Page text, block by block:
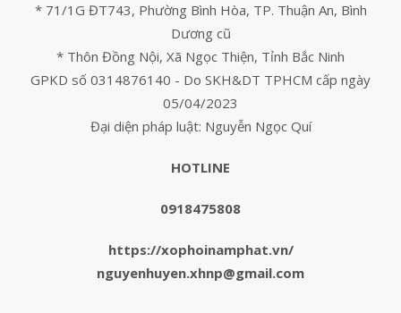
* 71/1G ĐT743, Phường Bình Hòa, TP. Thuận An, Bình
Dương cũ
* Thôn Đồng Nội, Xã Ngọc Thiện, Tỉnh Bắc Ninh
GPKD số 0314876140 - Do SKH&DT TPHCM cấp ngày
05/04/2023
Đại diện pháp luật: Nguyễn Ngọc Quí
HOTLINE
0918475808
https://xophoinamphat.vn/
nguyenhuyen.xhnp@gmail.com